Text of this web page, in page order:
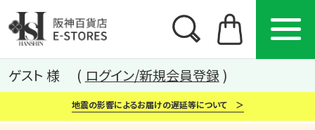
ゲスト 様 ログイン/新規会員登録
地震の影響によるお届けの遅延等について ＞